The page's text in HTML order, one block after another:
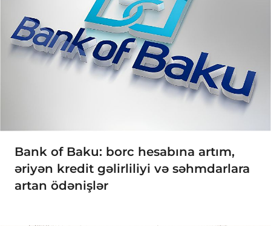
Bank of Baku: borc hesabına artım,
əriyən kredit gəlirliliyi və səhmdarlara
artan ödənişlər